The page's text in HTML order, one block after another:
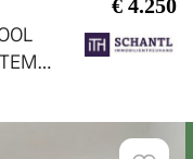
€ 4.250